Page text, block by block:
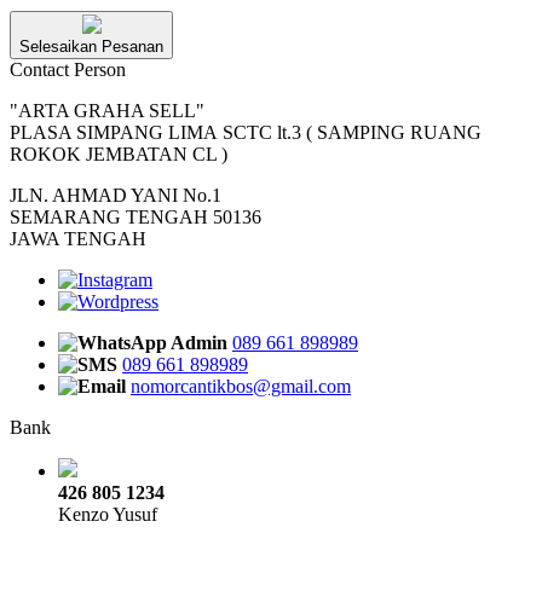
Selesaikan Pesanan
Contact Person
"ARTA GRAHA SELL"
PLASA SIMPANG LIMA SCTC lt.3 ( SAMPING RUANG
ROKOK JEMBATAN CL )
JLN. AHMAD YANI No.1
SEMARANG TENGAH 50136
JAWA TENGAH
Admin 089 661 898989
089 661 898989
nomorcantikbos@gmail.com
Bank
426 805 1234
Kenzo Yusuf